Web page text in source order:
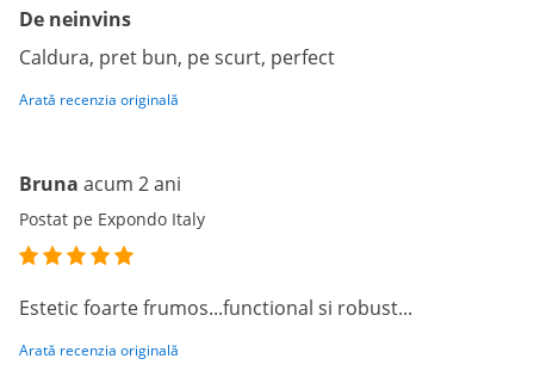
De neinvins
Caldura, pret bun, pe scurt, perfect
Arată recenzia originală
Bruna acum 2 ani
Postat pe Expondo Italy
Estetic foarte frumos...functional si robust...
Arată recenzia originală